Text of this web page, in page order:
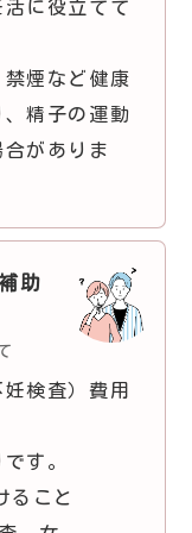
に役立てて
煙など健康
精子の運動
がありま
助
検査）費用
す。
ること